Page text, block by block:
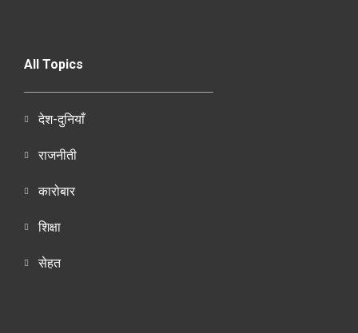
All Topics
देश-दुनियाँ
राजनीती
कारोबार
शिक्षा
सेहत